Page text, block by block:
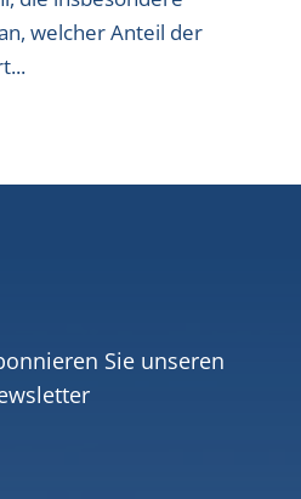
welcher Anteil der
Sie unseren